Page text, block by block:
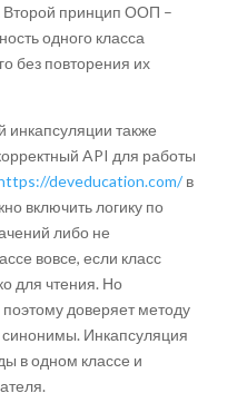
Второй принцип ООП –
одного класса
без повторения их
инкапсуляции также
API для работы
deveducation.com/в
включить логику по
либо не
вовсе, если класс
для чтения. Но
доверяет методу
Инкапсуляция
в одном классе и